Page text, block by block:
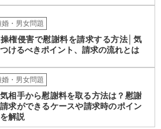
婚・男女問題
権侵害で慰謝料を請求する方法│気
けるべきポイント、請求の流れとは
婚・男女問題
相手から慰謝料を取る方法は？慰謝
求ができるケースや請求時のポイン
を解説